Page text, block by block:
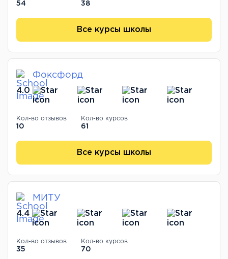
54 38
Все курсы школы
Фоксфорд
4.0
Кол-во отзывов
10
Кол-во курсов
61
Все курсы школы
МИТУ
4.4
Кол-во отзывов
35
Кол-во курсов
70